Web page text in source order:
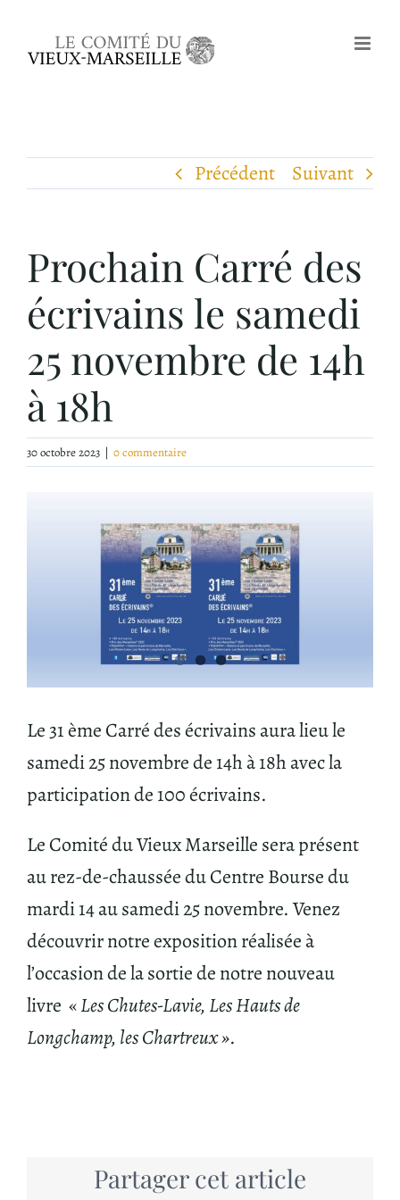
Précédent Suivant
Prochain Carré des
écrivains le samedi
25 novembre de 14h
à 18h
30 octobre 2023 | 0 commentaire
Le 31 ème Carré des écrivains aura lieu le
samedi 25 novembre de 14h à 18h avec la
participation de 100 écrivains.
Le Comité du Vieux Marseille sera présent
au rez-de-chaussée du Centre Bourse du
mardi 14 au samedi 25 novembre. Venez
découvrir notre exposition réalisée à
l’occasion de la sortie de notre nouveau
livre «Les Chutes-Lavie, Les Hauts de
Longchamp, les Chartreux ».
Partager cet article